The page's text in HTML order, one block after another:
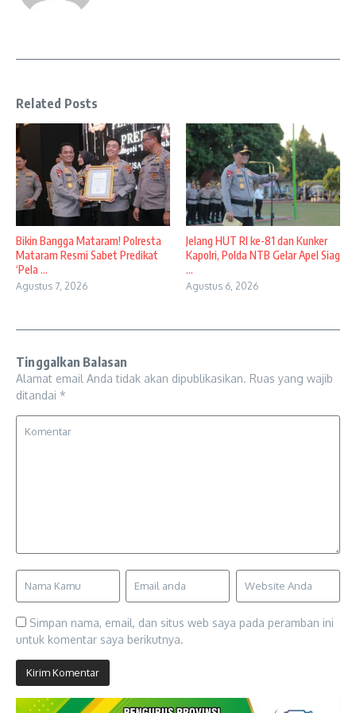
Related Posts
Bikin Bangga Mataram! Polresta
Mataram Resmi Sabet Predikat
‘Pela ...
Agustus 7, 2026
Jelang HUT RI ke-81 dan Kunker
Kapolri, Polda NTB Gelar Apel Siag
...
Agustus 6, 2026
Tinggalkan Balasan
Alamat email Anda tidak akan dipublikasikan. Ruas yang wajib
ditandai *
Simpan nama, email, dan situs web saya pada peramban ini
untuk komentar saya berikutnya.